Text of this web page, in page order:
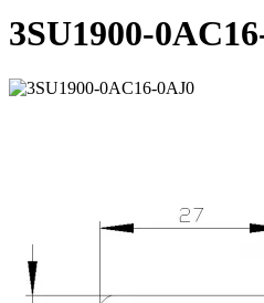
3SU1900-